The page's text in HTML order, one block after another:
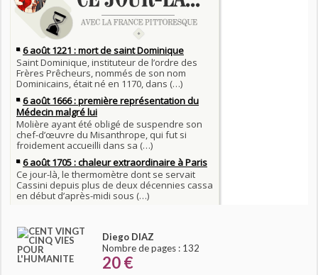
Diego DIAZ
Nombre de pages : 132
20 €